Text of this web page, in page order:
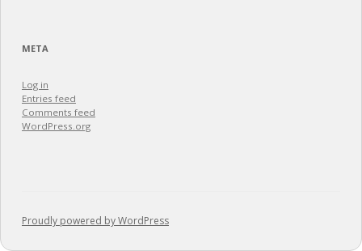
META
Log in
Entries feed
Comments feed
WordPress.org
Proudly powered by WordPress